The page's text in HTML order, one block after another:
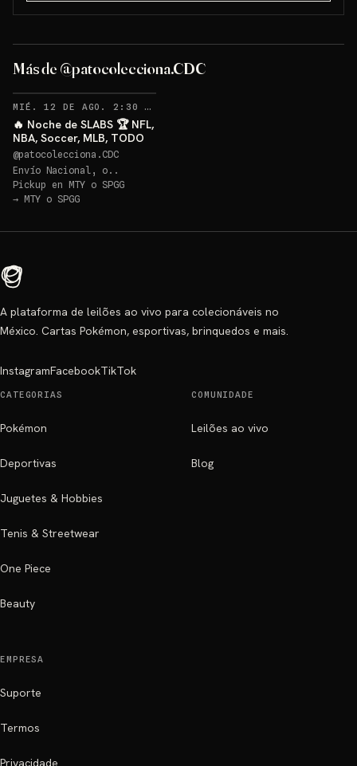
Más de @patocolecciona.CDC
MIÉ. 12 DE AGO. 2:30 AM
🔥 Noche de SLABS 🏆 NFL,
NBA, Soccer, MLB, TODO
@patocolecciona.CDC
Envío Nacional, o..
Pickup en MTY o SPGG
→ MTY o SPGG
A plataforma de leilões ao vivo para colecionáveis no
México. Cartas Pokémon, esportivas, brinquedos e mais.
InstagramFacebookTikTok
CATEGORIAS
Pokémon
Deportivas
Juguetes & Hobbies
Tenis & Streetwear
One Piece
Beauty
COMUNIDADE
Leilões ao vivo
Blog
EMPRESA
Suporte
Termos
Privacidade